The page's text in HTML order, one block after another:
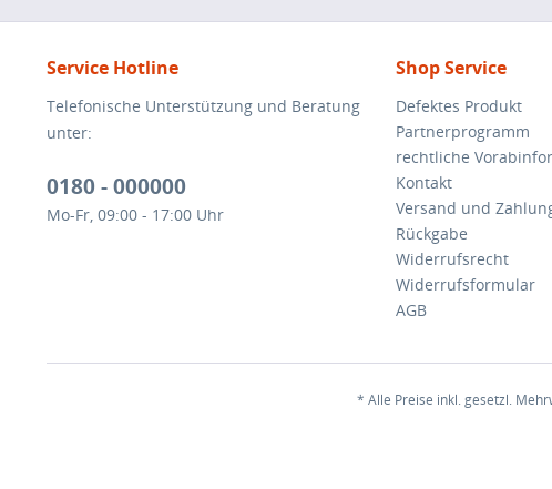
Service Hotline
Telefonische Unterstützung und Beratung
unter:
0180 - 000000
Mo-Fr, 09:00 - 17:00 Uhr
Shop Service
Defektes Produkt
Partnerprogramm
rechtliche
Kontakt
Versand und
Rückgabe
Widerrufsrecht
Widerrufsformular
AGB
* Alle Preise inkl. gesetzl.